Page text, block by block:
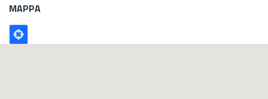
MAPPA
Poligono
GEO